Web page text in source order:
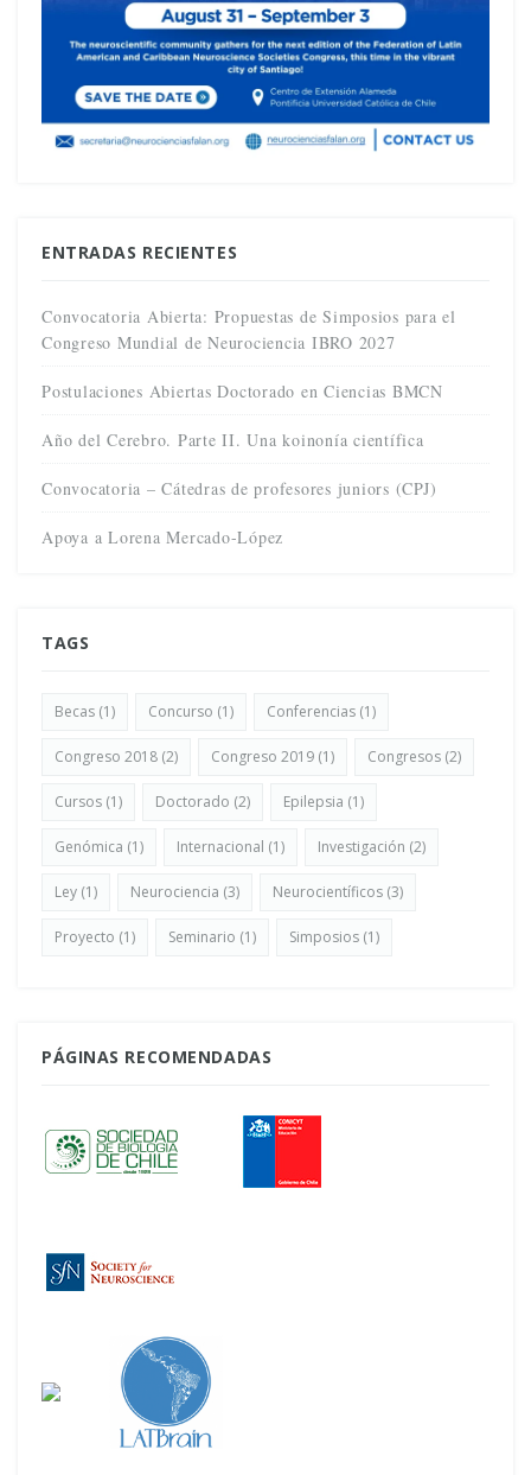
ENTRADAS RECIENTES
Convocatoria Abierta: Propuestas de Simposios para el
Congreso Mundial de Neurociencia IBRO 2027
Postulaciones Abiertas Doctorado en Ciencias BMCN
Año del Cerebro. Parte II. Una koinonía científica
Convocatoria – Cátedras de profesores juniors (CPJ)
Apoya a Lorena Mercado-López
TAGS
Becas (1) Concurso (1) Conferencias (1)
Congreso 2018 (2) Congreso 2019 (1) Congresos (2)
Cursos (1) Doctorado (2) Epilepsia (1)
Genómica (1) Internacional (1) Investigación (2)
Ley (1) Neurociencia (3) Neurocientíficos (3)
Proyecto (1) Seminario (1) Simposios (1)
PÁGINAS RECOMENDADAS